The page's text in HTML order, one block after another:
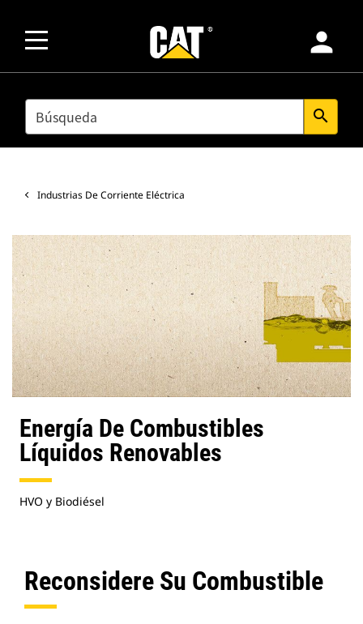
person
SEARCH search
Industrias De Corriente Eléctrica
Energía De Combustibles
Líquidos Renovables
HVO y Biodiésel
Reconsidere Su Combustible